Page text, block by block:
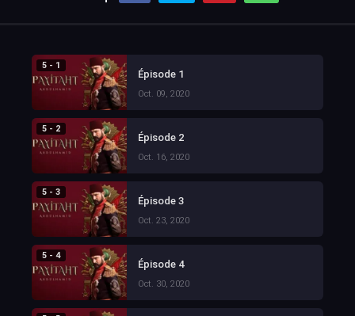
5 - 1
Épisode 1
Oct. 09, 2020
5 - 2
Épisode 2
Oct. 16, 2020
5 - 3
Épisode 3
Oct. 23, 2020
5 - 4
Épisode 4
Oct. 30, 2020